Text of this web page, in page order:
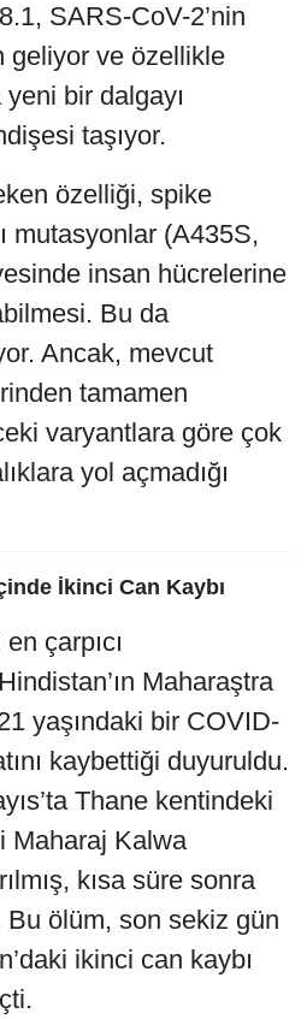
SARS-CoV-2’nin
geliyor ve özellikle
bir dalgayı
taşıyor.
özelliği, spike
mutasyonlar (A435S,
insan hücrelerine
Bu da
Ancak, mevcut
tamamen
varyantlara göre çok
yol açmadığı
İkinci Can Kaybı
çarpıcı
Maharaştra
yaşındaki bir COVID-
kaybettiği duyuruldu.
Thane kentindeki
Maharaj Kalwa
kısa süre sonra
Bu ölüm, son sekiz gün
ikinci can kaybı